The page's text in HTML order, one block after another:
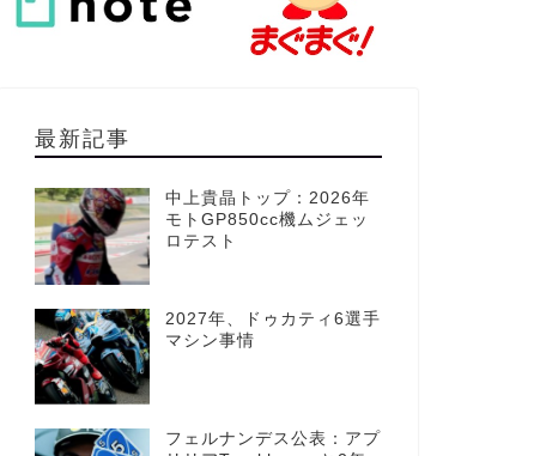
最新記事
中上貴晶トップ：2026年
モトGP850cc機ムジェッ
ロテスト
2027年、ドゥカティ6選手
マシン事情
フェルナンデス公表：アプ